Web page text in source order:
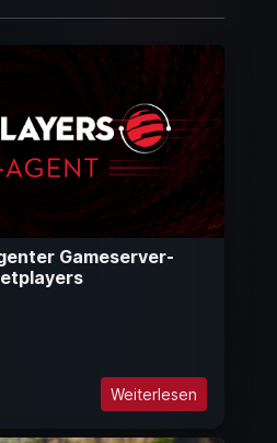
Gameserver-
Weiterlesen